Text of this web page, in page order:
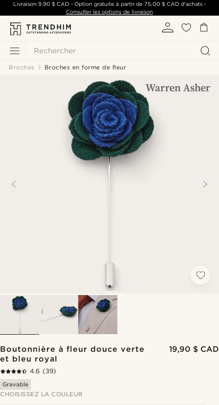
Rechercher
Livraison 9,90 $ CAD - Option gratuite à partir de 75,00 $ CAD d'achats -
Consulter les options de livraison
Broches Broches en forme de fleur
Boutonnière à fleur douce verte
et bleu royal
19,90 $ CAD
4.6 (39)
Gravable
CHOISISSEZ LA COULEUR